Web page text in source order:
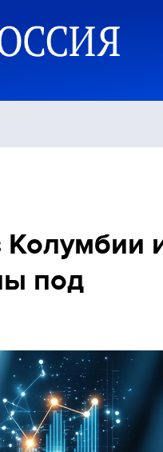
Колумбии
под